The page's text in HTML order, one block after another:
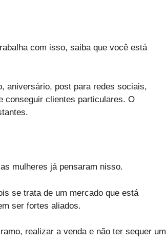
com isso, saiba que você está
aniversário, post para redes sociais,
conseguir clientes particulares. O
mulheres já pensaram nisso.
se trata de um mercado que está
ser fortes aliados.
realizar a venda e não ter sequer um